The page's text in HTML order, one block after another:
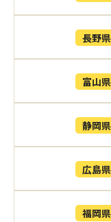
長野県
富山県
静岡県
広島県
福岡県